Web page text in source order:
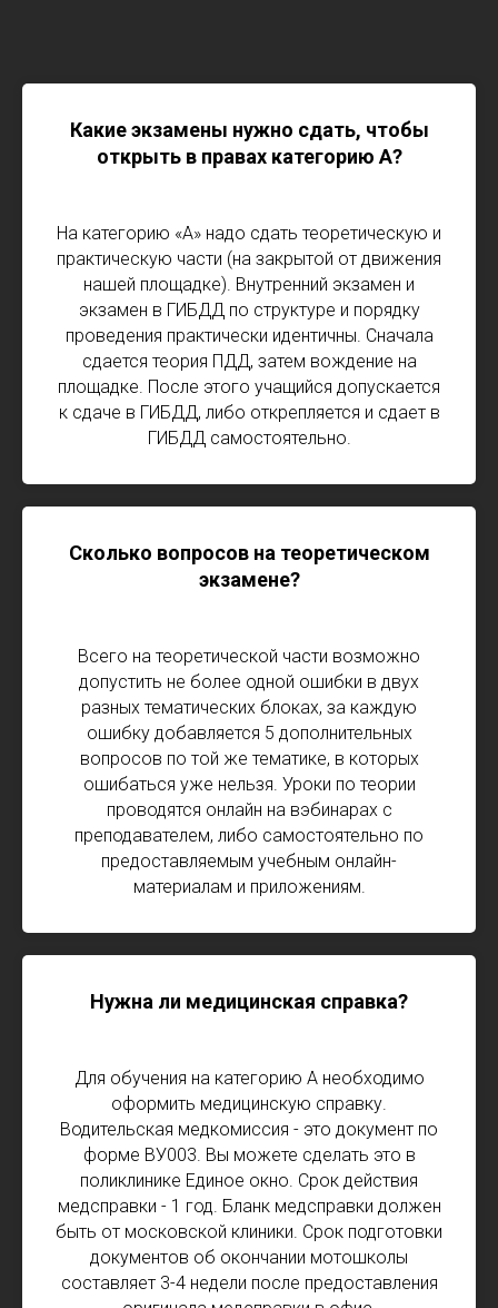
Какие экзамены нужно сдать, чтобы
открыть в правах категорию А?
На категорию «А» надо сдать теоретическую и
практическую части (на закрытой от движения
нашей площадке). Внутренний экзамен и
экзамен в ГИБДД по структуре и порядку
проведения практически идентичны. Сначала
сдается теория ПДД, затем вождение на
площадке. После этого учащийся допускается
к сдаче в ГИБДД, либо открепляется и сдает в
ГИБДД самостоятельно.
Сколько вопросов на теоретическом
экзамене?
Всего на теоретической части возможно
допустить не более одной ошибки в двух
разных тематических блоках, за каждую
ошибку добавляется 5 дополнительных
вопросов по той же тематике, в которых
ошибаться уже нельзя. Уроки по теории
проводятся онлайн на вэбинарах с
преподавателем, либо самостоятельно по
предоставляемым учебным онлайн-
материалам и приложениям.
Нужна ли медицинская справка?
Для обучения на категорию А необходимо
оформить медицинскую справку.
Водительская медкомиссия - это документ по
форме ВУ003. Вы можете сделать это в
поликлинике Единое окно. Срок действия
медсправки - 1 год. Бланк медсправки должен
быть от московской клиники. Срок подготовки
документов об окончании мотошколы
составляет 3-4 недели после предоставления